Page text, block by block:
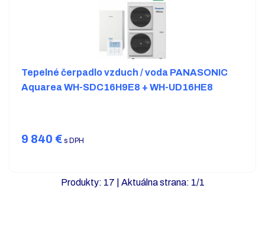
Tepelné čerpadlo vzduch / voda PANASONIC
Aquarea WH-SDC16H9E8 + WH-UD16HE8
9 840 € s DPH
Produkty: 17 | Aktuálna strana: 1/1